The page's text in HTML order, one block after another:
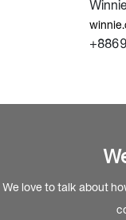
We love to talk about